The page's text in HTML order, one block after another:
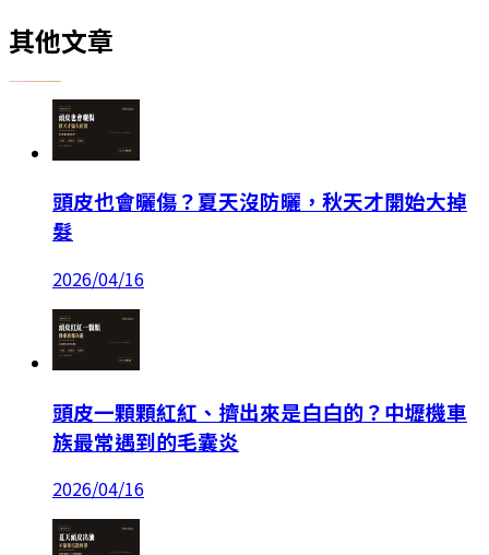
其他文章
頭皮也會曬傷？夏天沒防曬，秋天才開始大掉
髮
2026/04/16
頭皮一顆顆紅紅、擠出來是白白的？中壢機車
族最常遇到的毛囊炎
2026/04/16